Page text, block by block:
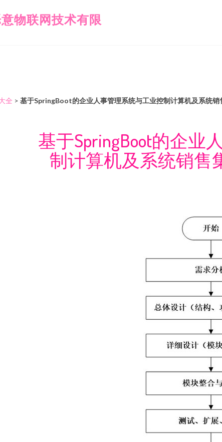
物联网技术有限
全 > 基于SpringBoot的企业人事管理系统与工业控制计算机及系统销
基于SpringBoot的企业
制计算机及系统销售